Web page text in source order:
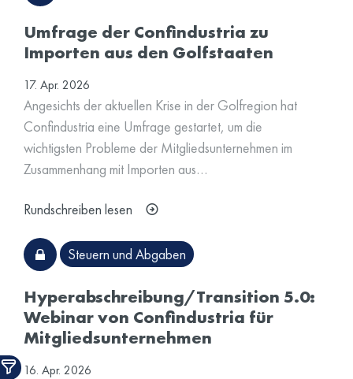
Umfrage der Confindustria zu
Importen aus den Golfstaaten
17. Apr. 2026
Angesichts der aktuellen Krise in der Golfregion hat
Confindustria eine Umfrage gestartet, um die
wichtigsten Probleme der Mitgliedsunternehmen im
Zusammenhang mit Importen aus…
Rundschreiben lesen
Steuern und Abgaben
Hyperabschreibung/Transition 5.0:
Webinar von Confindustria für
Mitgliedsunternehmen
16. Apr. 2026